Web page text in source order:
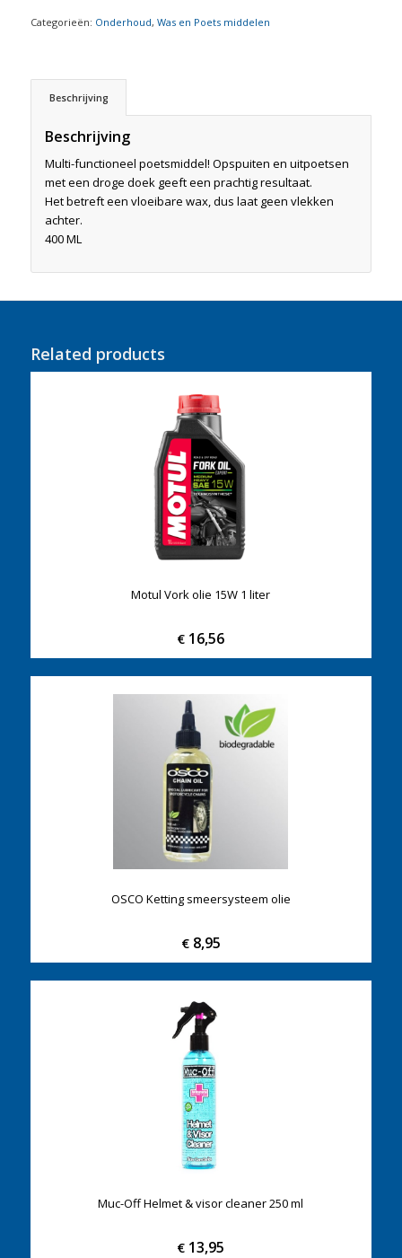
Categorieën: Onderhoud, Was en Poets middelen
Beschrijving
Beschrijving
Multi-functioneel poetsmiddel! Opspuiten en uitpoetsen
met een droge doek geeft een prachtig resultaat.
Het betreft een vloeibare wax, dus laat geen vlekken
achter.
400 ML
Related products
Motul Vork olie 15W 1 liter
€ 16,56
OSCO Ketting smeersysteem olie
€8,95
Muc-Off Helmet & visor cleaner 250 ml
€ 13,95